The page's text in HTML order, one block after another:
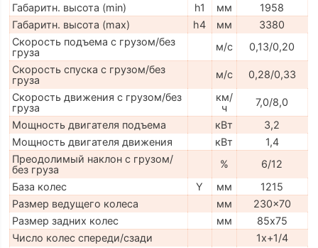
Габаритн. высота (min)
h1 мм
1958
Габаритн. высота (max)
h4 мм
3380
Скорость подъема с грузом/без
груза
м/с
0,13/0,20
Скорость спуска с грузом/без
груза
м/с
0,28/0,33
Скорость движения с грузом/без
груза
км/
ч
7,0/8,0
Мощность двигателя подъема
кВт
3,2
Мощность двигателя движения
кВт
1,4
Преодолимый наклон с грузом/
без груза
%
6/12
База колес
Y мм
1215
Размер ведущего колеса
мм
230x70
Размер задних колес
мм
85х75
Число колес спереди/сзади
1x+1/4